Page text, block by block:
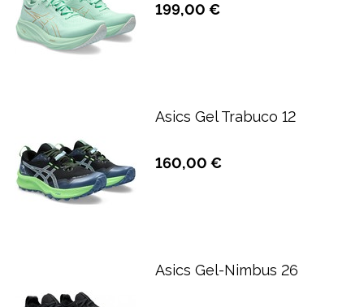
199,00 €
Asics Gel Trabuco 12
160,00 €
Asics Gel-Nimbus 26